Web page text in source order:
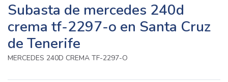
Subasta de mercedes 240d
crema tf-2297-o en Santa Cruz
de Tenerife
MERCEDES 240D CREMA TF-2297-O